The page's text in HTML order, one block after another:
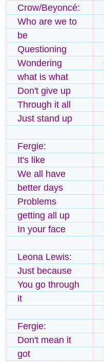
Crow/Beyoncé:
Who are we to
be
Questioning
Wondering
what is what
Don't give up
Through it all
Just stand up
Fergie:
It's like
We all have
better days
Problems
getting all up
In your face
Leona Lewis:
Just because
You go through
it
Fergie:
Don't mean it
got